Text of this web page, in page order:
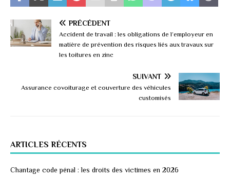
PRÉCÉDENT
Accident de travail : les obligations de l’employeur en
matière de prévention des risques liés aux travaux sur
les toitures en zinc
SUIVANT
Assurance covoiturage et couverture des véhicules
customisés
ARTICLES RÉCENTS
Chantage code pénal : les droits des victimes en 2026